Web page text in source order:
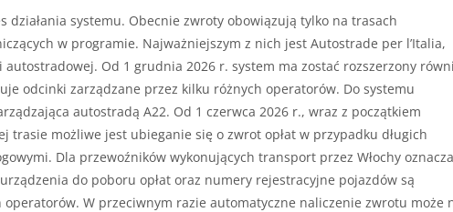
działania systemu. Obecnie zwroty obowiązują tylko na trasach
w programie. Najważniejszym z nich jest Autostrade per l’Italia,
autostradowej. Od 1 grudnia 2026 r. system ma zostać rozszerzony
odcinki zarządzane przez kilku różnych operatorów. Do systemu
autostradą A22. Od 1 czerwca 2026 r., wraz z początkiem
trasie możliwe jest ubieganie się o zwrot opłat w przypadku długich
Dla przewoźników wykonujących transport przez Włochy
do poboru opłat oraz numery rejestracyjne pojazdów są
W przeciwnym razie automatyczne naliczenie zwrotu może